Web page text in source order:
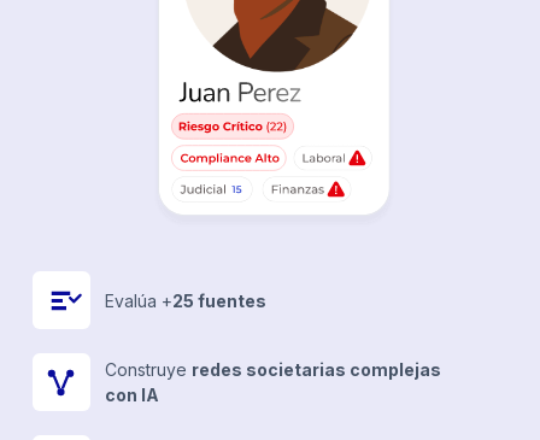
Evalúa +25 fuentes
Construye redes societarias complejas
con IA